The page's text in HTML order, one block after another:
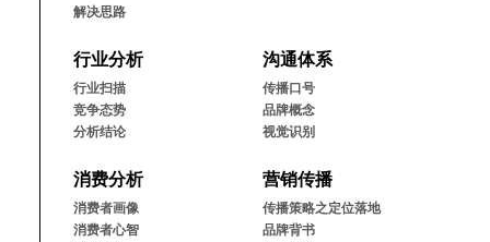
解决思路
⾏业分析
⾏业扫描
竞争态势
分析结论
沟通体系
传播⼝号
品牌概念
视觉识别
消费分析
消费者画像
消费者⼼智
营销传播
传播策略之定位落地
品牌背书